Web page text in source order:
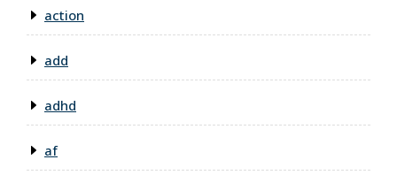
action
add
adhd
af